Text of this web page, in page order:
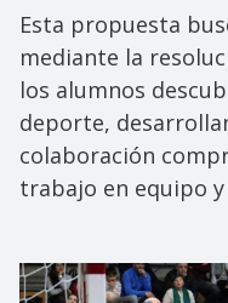
Esta propuesta
mediante la
los alumnos
deporte,
colaboración
trabajo en equipo